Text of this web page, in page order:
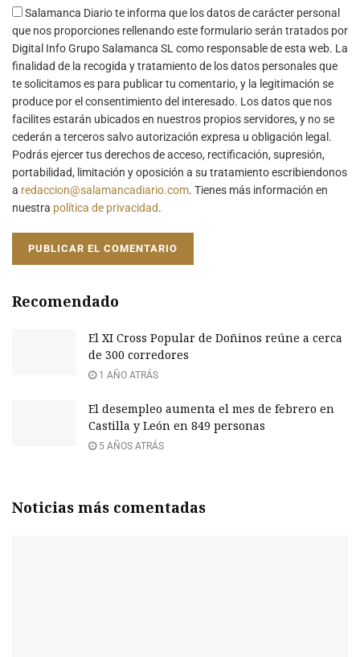
Salamanca Diario te informa que los datos de carácter personal
que nos proporciones rellenando este formulario serán tratados por
Digital Info Grupo Salamanca SL como responsable de esta web. La
finalidad de la recogida y tratamiento de los datos personales que
te solicitamos es para publicar tu comentario, y la legitimación se
produce por el consentimiento del interesado. Los datos que nos
facilites estarán ubicados en nuestros propios servidores, y no se
cederán a terceros salvo autorización expresa u obligación legal.
Podrás ejercer tus derechos de acceso, rectificación, supresión,
portabilidad, limitación y oposición a su tratamiento escribiendonos
a redaccion@salamancadiario.com. Tienes más información en
nuestra política de privacidad.
Recomendado
El XI Cross Popular de Doñinos reúne a cerca
de 300 corredores
1 AÑO ATRÁS
El desempleo aumenta el mes de febrero en
Castilla y León en 849 personas
5 AÑOS ATRÁS
Noticias más comentadas